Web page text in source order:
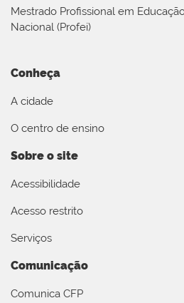
Mestrado Profissional em
Nacional (Profei)
Conheça
A cidade
O centro de ensino
Sobre o site
Acessibilidade
Acesso restrito
Serviços
Comunicação
Comunica CFP